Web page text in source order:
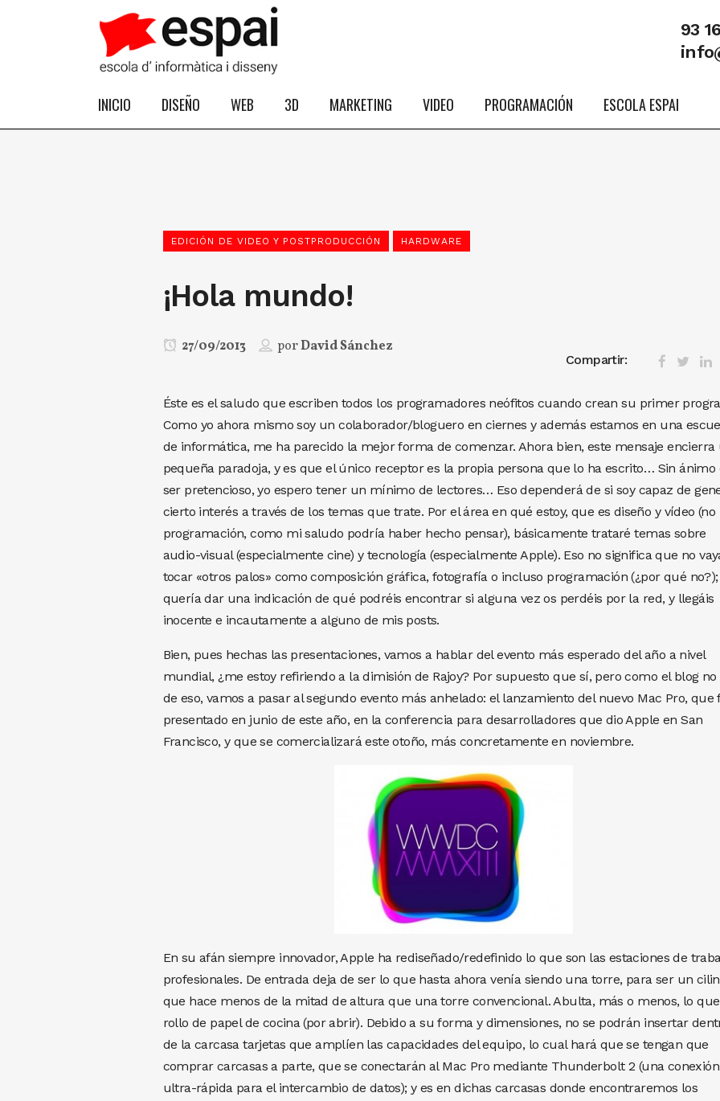
93
INICIO DISEÑO WEB 3D MARKETING VIDEO PROGRAMACIÓN ESCOLA ESPAI
EDICIÓN DE VIDEO Y POSTPRODUCCIÓN HARDWARE
¡Hola mundo!
27/09/2013 porDavid Sánchez
Compartir:
Éste es el saludo que escriben todos los programadores neófitos cuando crean su primer
Como yo ahora mismo soy un colaborador/bloguero en ciernes y además estamos en una
de informática, me ha parecido la mejor forma de comenzar. Ahora bien, este mensaje encierra
pequeña paradoja, y es que el único receptor es la propia persona que lo ha escrito… Sin ánimo
ser pretencioso, yo espero tener un mínimo de lectores… Eso dependerá de si soy capaz de
cierto interés a través de los temas que trate. Por el área en qué estoy, que es diseño y vídeo (no
programación, como mi saludo podría haber hecho pensar), básicamente trataré temas sobre
audio-visual (especialmente cine) y tecnología (especialmente Apple). Eso no significa que no
tocar «otros palos» como composición gráfica, fotografía o incluso programación (¿por qué no?);
quería dar una indicación de qué podréis encontrar si alguna vez os perdéis por la red, y llegáis
inocente e incautamente a alguno de mis posts.
Bien, pues hechas las presentaciones, vamos a hablar del evento más esperado del año a nivel
mundial, ¿me estoy refiriendo a la dimisión de Rajoy? Por supuesto que sí, pero como el blog no
de eso, vamos a pasar al segundo evento más anhelado: el lanzamiento del nuevo Mac Pro, que
presentado en junio de este año, en la conferencia para desarrolladores que dio Apple en San
Francisco, y que se comercializará este otoño, más concretamente en noviembre.
En su afán siempre innovador, Apple ha rediseñado/redefinido lo que son las estaciones de
profesionales. De entrada deja de ser lo que hasta ahora venía siendo una torre, para ser un
que hace menos de la mitad de altura que una torre convencional. Abulta, más o menos, lo
rollo de papel de cocina (por abrir). Debido a su forma y dimensiones, no se podrán insertar
de la carcasa tarjetas que amplíen las capacidades del equipo, lo cual hará que se tengan que
comprar carcasas a parte, que se conectarán al Mac Pro mediante Thunderbolt 2 (una conexión
ultra-rápida para el intercambio de datos); y es en dichas carcasas donde encontraremos los